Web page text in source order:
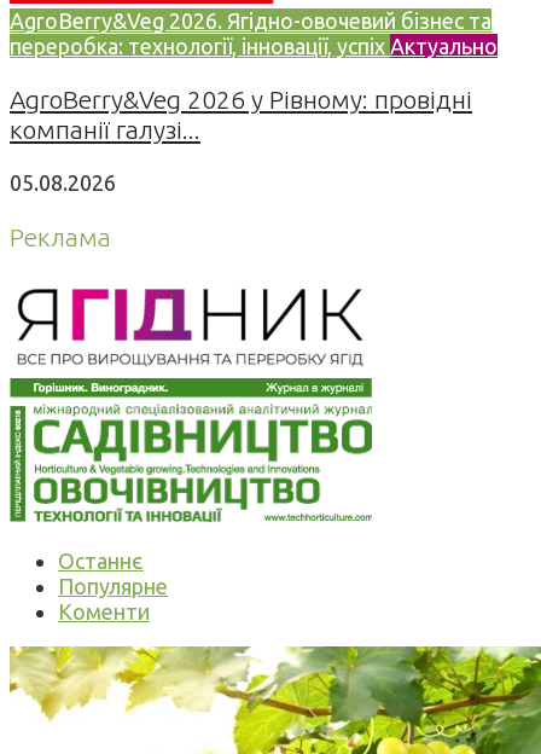
AgroBerry&Veg 2026. Ягідно-овочевий бізнес та
переробка: технології, інновації, успіх Актуально
AgroBerry&Veg 2026 у Рівному: провідні
компанії галузі...
05.08.2026
Реклама
Останнє
Популярне
Коменти